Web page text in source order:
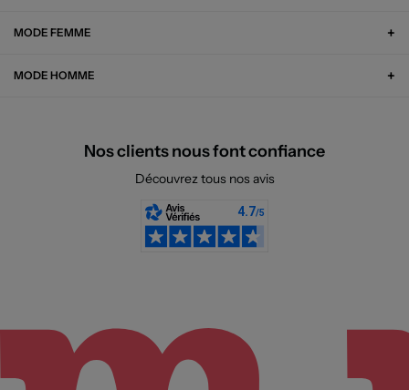
MODE FEMME
MODE HOMME
Nos clients nous font confiance
Découvrez tous nos avis